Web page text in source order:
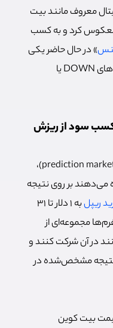
معروف مانند بیت
معکوس کرد و به کسب
» در حال حاضر یکی
از معدود پلتفرم‌هایی است که از توکن‌های DOWN یا
سود از ریزش
بازارهای پیش‌بینی ارزهای دیجیتال (prediction markets)،
می‌دهند بر روی نتیجه
ریپل
به 1 دلار تا 31
پلتفرم‌ها مجموعه‌ای از
در آن شرکت کنند و
نتیجه مشخص‌شده در
بیت کوین